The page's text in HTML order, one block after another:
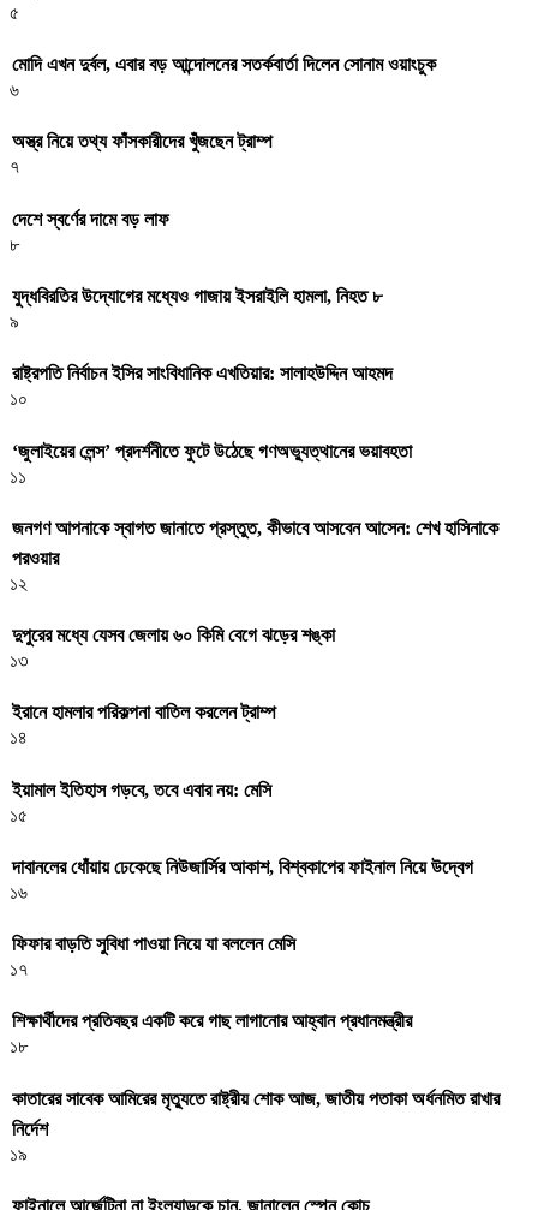
৫
মোদি এখন দুর্বল, এবার বড় আন্দোলনের সতর্কবার্তা দিলেন সোনাম ওয়াংচুক
৬
অস্ত্র নিয়ে তথ্য ফাঁসকারীদের খুঁজছেন ট্রাম্প
৭
দেশে স্বর্ণের দামে বড় লাফ
৮
যুদ্ধবিরতির উদ্যোগের মধ্যেও গাজায় ইসরাইলি হামলা, নিহত ৮
৯
রাষ্ট্রপতি নির্বাচন ইসির সাংবিধানিক এখতিয়ার: সালাহউদ্দিন আহমদ
১০
‘জুলাইয়ের লেন্স’ প্রদর্শনীতে ফুটে উঠেছে গণঅভ্যুত্থানের ভয়াবহতা
১১
জনগণ আপনাকে স্বাগত জানাতে প্রস্তুত, কীভাবে আসবেন আসেন: শেখ হাসিনাকে
পরওয়ার
১২
দুপুরের মধ্যে যেসব জেলায় ৬০ কিমি বেগে ঝড়ের শঙ্কা
১৩
ইরানে হামলার পরিকল্পনা বাতিল করলেন ট্রাম্প
১৪
ইয়ামাল ইতিহাস গড়বে, তবে এবার নয়: মেসি
১৫
দাবানলের ধোঁয়ায় ঢেকেছে নিউজার্সির আকাশ, বিশ্বকাপের ফাইনাল নিয়ে উদ্বেগ
১৬
ফিফার বাড়তি সুবিধা পাওয়া নিয়ে যা বললেন মেসি
১৭
শিক্ষার্থীদের প্রতিবছর একটি করে গাছ লাগানোর আহ্বান প্রধানমন্ত্রীর
১৮
কাতারের সাবেক আমিরের মৃত্যুতে রাষ্ট্রীয় শোক আজ, জাতীয় পতাকা অর্ধনমিত রাখার
নির্দেশ
১৯
ফাইনালে আর্জেন্টিনা না ইংল্যান্ডকে চান, জানালেন স্পেন কোচ